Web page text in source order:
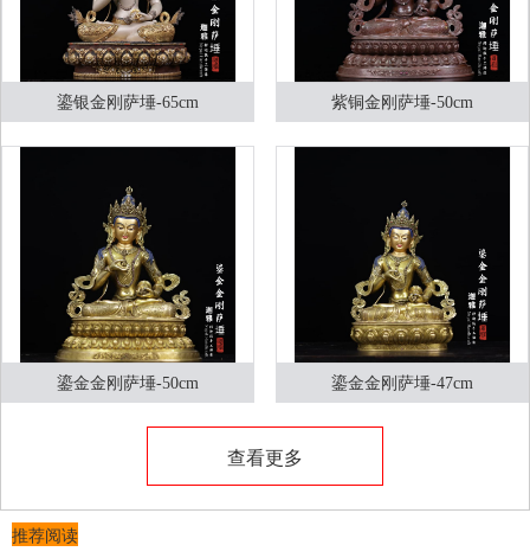
鎏银金刚萨埵-65cm 紫铜金刚萨埵-50cm
鎏金金刚萨埵-50cm 鎏金金刚萨埵-47cm
查看更多
推荐阅读